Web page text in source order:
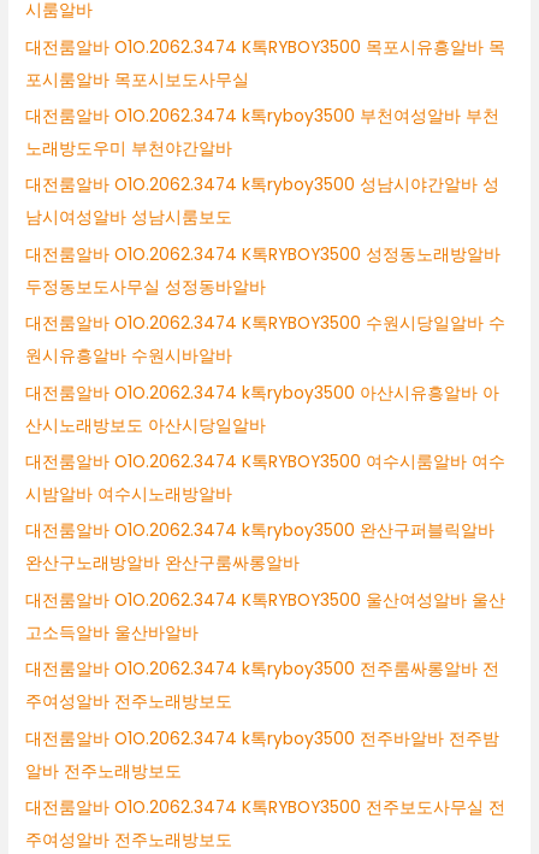
시룸알바
대전룸알바 O1O.2062.3474 K톡RYBOY3500 목포시유흥알바 목
포시룸알바 목포시보도사무실
대전룸알바 O1O.2062.3474 k톡ryboy3500 부천여성알바 부천
노래방도우미 부천야간알바
대전룸알바 O1O.2062.3474 k톡ryboy3500 성남시야간알바 성
남시여성알바 성남시룸보도
대전룸알바 O1O.2062.3474 K톡RYBOY3500 성정동노래방알바
두정동보도사무실 성정동바알바
대전룸알바 O1O.2062.3474 K톡RYBOY3500 수원시당일알바 수
원시유흥알바 수원시바알바
대전룸알바 O1O.2062.3474 k톡ryboy3500 아산시유흥알바 아
산시노래방보도 아산시당일알바
대전룸알바 O1O.2062.3474 K톡RYBOY3500 여수시룸알바 여수
시밤알바 여수시노래방알바
대전룸알바 O1O.2062.3474 k톡ryboy3500 완산구퍼블릭알바
완산구노래방알바 완산구룸싸롱알바
대전룸알바 O1O.2062.3474 K톡RYBOY3500 울산여성알바 울산
고소득알바 울산바알바
대전룸알바 O1O.2062.3474 k톡ryboy3500 전주룸싸롱알바 전
주여성알바 전주노래방보도
대전룸알바 O1O.2062.3474 k톡ryboy3500 전주바알바 전주밤
알바 전주노래방보도
대전룸알바 O1O.2062.3474 K톡RYBOY3500 전주보도사무실 전
주여성알바 전주노래방보도